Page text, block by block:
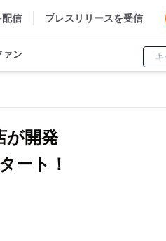
配信 プレスリリースを受信
ァン
が開発
ート！